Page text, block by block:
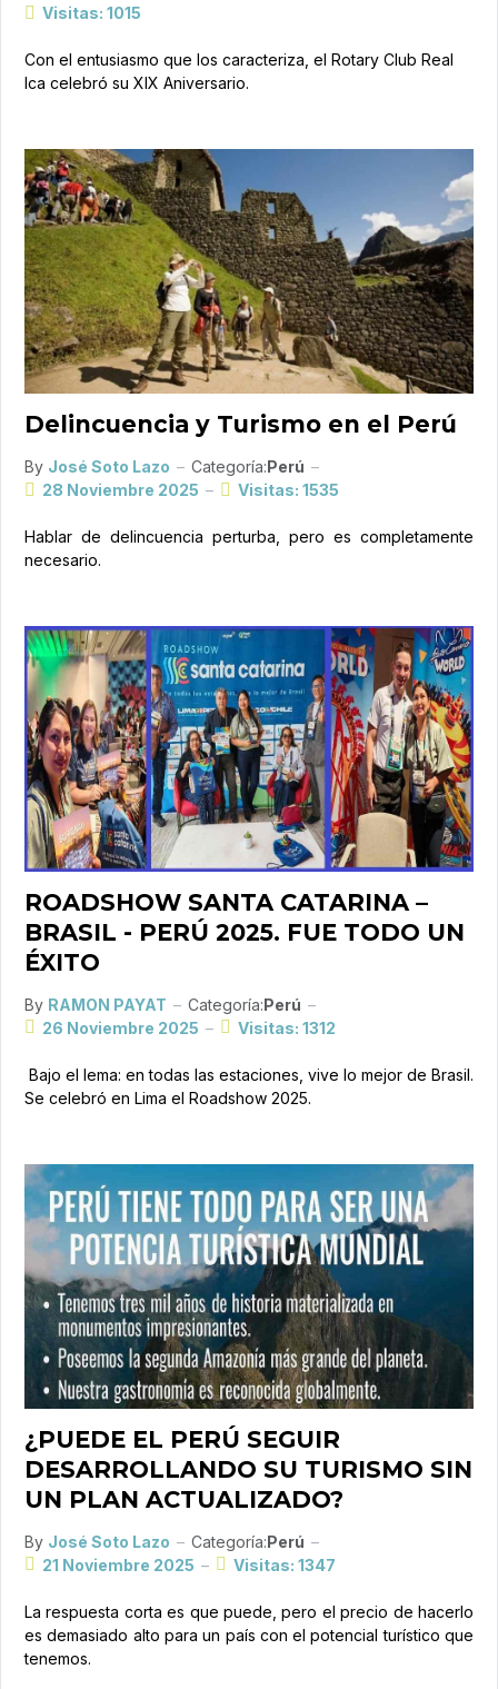
Visitas: 1015
Con el entusiasmo que los caracteriza, el Rotary Club Real
Ica celebró su XIX Aniversario.
Delincuencia y Turismo en el Perú
By José Soto Lazo Categoría:Perú
28 Noviembre 2025
Visitas: 1535
Hablar de delincuencia perturba, pero es completamente
necesario.
ROADSHOW SANTA CATARINA –
BRASIL - PERÚ 2025. FUE TODO UN
ÉXITO
By RAMON PAYAT Categoría:Perú
26 Noviembre 2025
Visitas: 1312
Bajo el lema: en todas las estaciones, vive lo mejor de Brasil.
Se celebró en Lima el Roadshow 2025.
¿PUEDE EL PERÚ SEGUIR
DESARROLLANDO SU TURISMO SIN
UN PLAN ACTUALIZADO?
By José Soto Lazo Categoría:Perú
21 Noviembre 2025
Visitas: 1347
La respuesta corta es que puede, pero el precio de hacerlo
es demasiado alto para un país con el potencial turístico que
tenemos.